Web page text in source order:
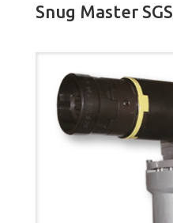
Snug Master SGS